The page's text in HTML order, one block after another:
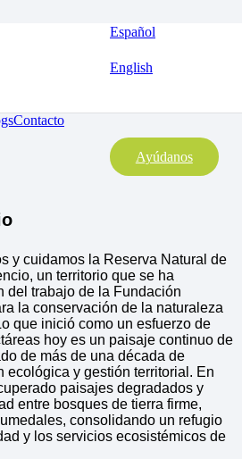
Español
English
Ayúdanos
Contacto
y cuidamos la Reserva Natural de
un territorio que se ha
del trabajo de la Fundación
la conservación de la naturaleza
que inició como un esfuerzo de
hoy es un paisaje continuo de
de más de una década de
ecológica y gestión territorial. En
paisajes degradados y
entre bosques de tierra firme,
consolidando un refugio
y los servicios ecosistémicos de